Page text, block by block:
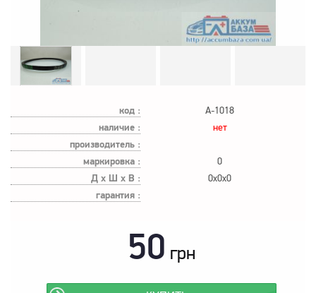
код : А-1018
наличие : нет
производитель :
маркировка :
0
Д х Ш х В : 0x0x0
гарантия :
50 грн